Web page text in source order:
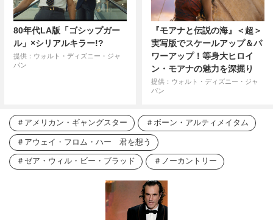
80年代LA版「ゴシップガー
ル」×シリアルキラー!?
提供：ウォルト・ディズニー・ジャ
パン
『モアナと伝説の海』＜超＞
実写版でスケールアップ＆パ
ワーアップ！等身大ヒロイ
ン・モアナの魅力を深掘り
提供：ウォルト・ディズニー・ジャ
パン
アメリカン・ギャングスター ボーン・アルティメイタム
アウェイ・フロム・ハー 君を想う
ゼア・ウィル・ビー・ブラッド ノーカントリー